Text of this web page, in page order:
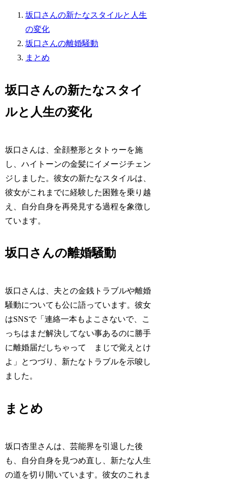
坂口さんの新たなスタイルと人生
の変化
坂口さんの離婚騒動
まとめ
坂口さんの新たなスタイ
ルと人生の変化
坂口さんは、全顔整形とタトゥーを施
し、ハイトーンの金髪にイメージチェン
ジしました。彼女の新たなスタイルは、
彼女がこれまでに経験した困難を乗り越
え、自分自身を再発見する過程を象徴し
ています。
坂口さんの離婚騒動
坂口さんは、夫との金銭トラブルや離婚
騒動についても公に語っています。彼女
はSNSで「連絡一本もよこさないで、こ
っちはまだ解決してない事あるのに勝手
に離婚届だしちゃって まじで覚えとけ
よ」とつづり、新たなトラブルを示唆し
ました。
まとめ
坂口杏里さんは、芸能界を引退した後
も、自分自身を見つめ直し、新たな人生
の道を切り開いています。彼女のこれま